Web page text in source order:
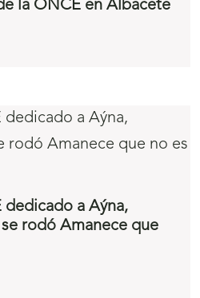
la ONCE en Albacete
a Aýna,
rodó Amanece que